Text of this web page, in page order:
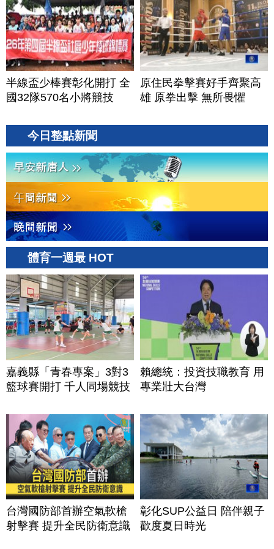
半線盃少棒賽彰化開打 全
國32隊570名小將競技
原住民拳擊賽好手齊聚高
雄 原拳出擊 無所畏懼
今日整點新聞
體育一週最 HOT
嘉義縣「青春專案」3對3
籃球賽開打 千人同場競技
賴總統：投資技職教育 用
專業壯大台灣
台灣國防部首辦空氣軟槍
射擊賽 提升全民防衛意識
彰化SUP公益日 陪伴親子
歡度夏日時光